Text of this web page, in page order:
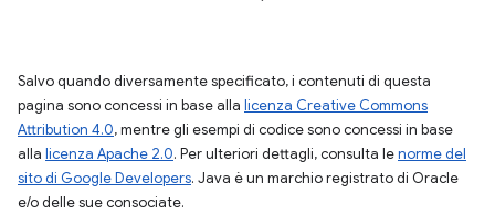
Salvo quando diversamente specificato, i contenuti di questa
pagina sono concessi in base alla licenza Creative Commons
Attribution 4.0, mentre gli esempi di codice sono concessi in base
alla licenza Apache 2.0. Per ulteriori dettagli, consulta lenorme del
sito di Google Developers. Java è un marchio registrato di Oracle
e/o delle sue consociate.